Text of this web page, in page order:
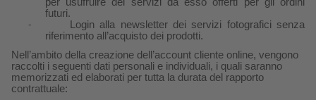
futuri.
-
Login alla newsletter dei servizi fotografici senza
riferimento all’acquisto dei prodotti.
Nell’ambito della creazione dell’account cliente online, vengono
raccolti i seguenti dati personali e individuali, i quali saranno
memorizzati ed elaborati per tutta la durata del rapporto
contrattuale: